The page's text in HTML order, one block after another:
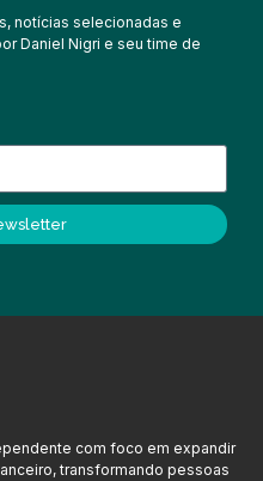
notícias selecionadas e
Daniel Nigri e seu time de
com foco em expandir
transformando pessoas